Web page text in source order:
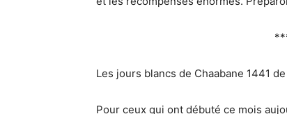
Les jours blancs de Chaabane 1441
Pour ceux qui ont débuté ce mois